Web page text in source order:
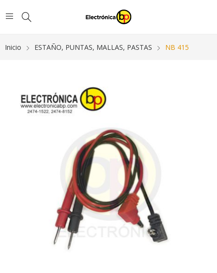
Inicio ESTAÑO, PUNTAS, MALLAS, PASTAS NB 415